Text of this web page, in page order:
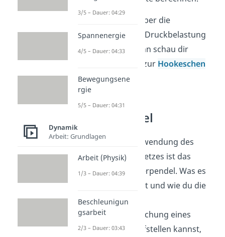
Wenn du mehr über die
eindimensionale Druckbelastung
wissen willst, dann schau dir
unseren Beitrag zur Hookeschen
Geradean.
Federpendel
Eine wichtige Anwendung des
Hookeschen Gesetzes ist das
sogenannte Federpendel. Was es
damit auf sich hat und wie du die
sogenannte
Schwingungsgleichung eines
Federpendels aufstellen kannst,
3/5 – Dauer: 04:29
Spannenergie
4/5 – Dauer: 04:33
Bewegungsene
rgie
5/5 – Dauer: 04:31
Dynamik
Arbeit: Grundlagen
Arbeit (Physik)
1/3 – Dauer: 04:39
Beschleunigun
gsarbeit
2/3 – Dauer: 03:43